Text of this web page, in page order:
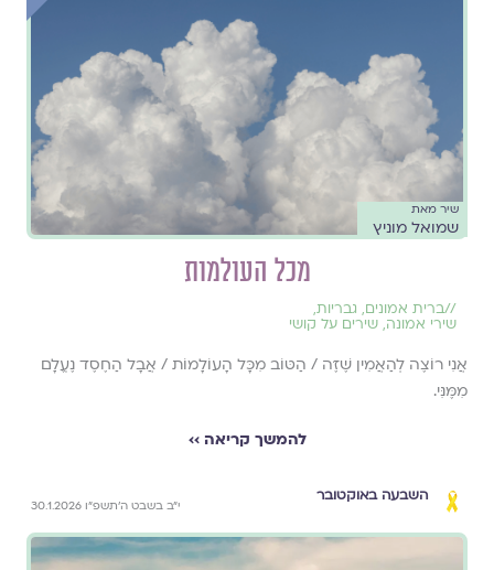
שיר מאת
שמואל מוניץ
מכל העולמות
//ברית אמונים, גבריות,
שירי אמונה, שירים על קושי
אֲנִי רוֹצֶה לְהַאֲמִין שֶׁזֶּה / הַטּוֹב מִכָּל הָעוֹלָמוֹת / אֲבָל הַחֶסֶד נֶעֱלָם
מִמֶּנִּי.
להמשך קריאה ››
השבעה באוקטובר
י״ב בשבט ה׳תשפ״ו 30.1.2026